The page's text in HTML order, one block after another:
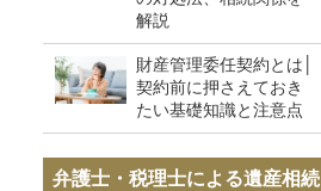
解説
財産管理委任契約とは│
契約前に押さえておき
たい基礎知識と注意点
弁護士・税理士による遺産相続